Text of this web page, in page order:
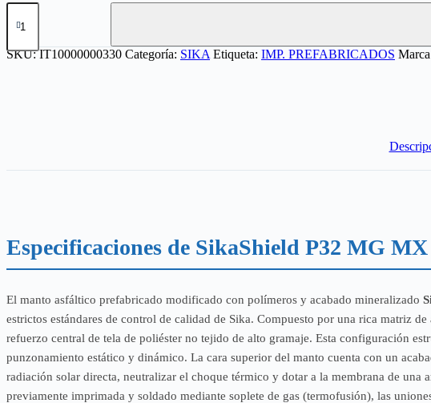
SIKASHIELD®
P32
MX
SKU:IT10000000330 Categoría: SIKA Etiqueta: IMP. PREFABRICADOS
Especificaciones de SikaShield P32 MG
El manto asfáltico prefabricado modificado con polímeros y acabado mineralizado
estrictos estándares de control de calidad de Sika. Compuesto por una rica matriz
refuerzo central de tela de poliéster no tejido de alto gramaje. Esta configuración
punzonamiento estático y dinámico. La cara superior del manto cuenta con un
radiación solar directa, neutralizar el choque térmico y dotar a la membrana de
previamente imprimada y soldado mediante soplete de gas (termofusión), las